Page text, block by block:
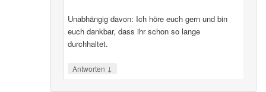
Unabhängig davon: Ich höre euch gern und bin
euch dankbar, dass ihr schon so lange
durchhaltet.
Antworten ↓